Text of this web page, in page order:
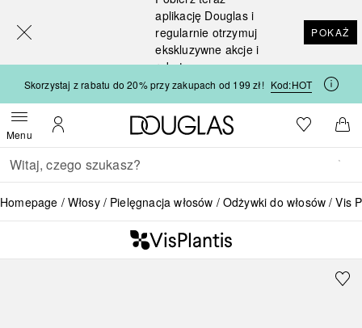
aplikację Douglas i
regularnie otrzymuj
ekskluzywne akcje i
rabaty
POKAŻ
Skorzystaj z rabatu do 20% przy zakupach od 199 zł! Kod:HOT
MenuOtwórz menuMoje konto
Strona główna Douglas
Do listyDo
Wracać
Wykonaj wyszukiwanie
Homepage Włosy Pielęgnacja włosów Odżywki do włosów Vis
[navigation.slideout.screenreader]